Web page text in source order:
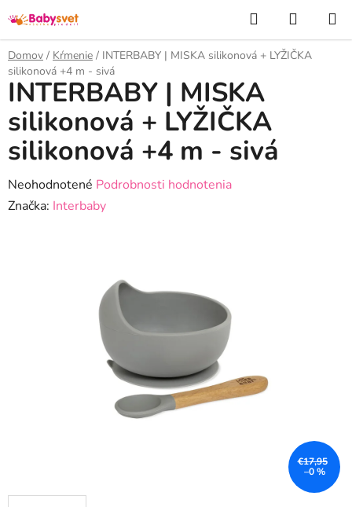
na
obsah
Hľadať
KOŠÍK
Domov / Kŕmenie / INTERBABY | MISKA silikonová + LYŽIČKA
silikonová +4 m - sivá
INTERBABY | MISKA
silikonová + LYŽIČKA
silikonová +4 m - sivá
Priemerné
hodnotenie
Neohodnotené Podrobnosti hodnotenia
Značka: Interbaby
€17,95
–0 %